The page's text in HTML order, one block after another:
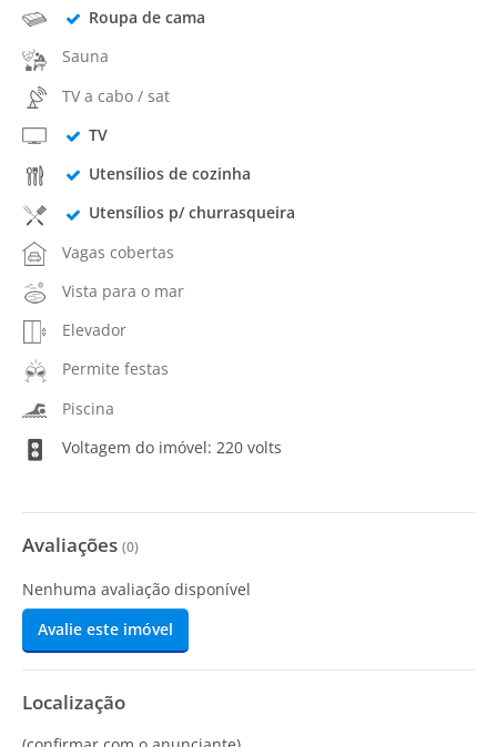
Roupa de cama
Sauna
TV a cabo / sat
TV
Utensílios de cozinha
Utensílios p/ churrasqueira
Vagas cobertas
Vista para o mar
Elevador
Permite festas
Piscina
Voltagem do imóvel: 220 volts
Avaliações (0)
Nenhuma avaliação disponível
Avalie este imóvel
Localização